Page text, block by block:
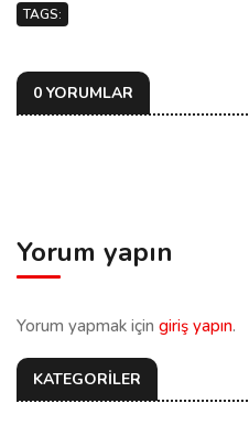
TAGS:
0 YORUMLAR
Yorum yapın
Yorum yapmak için giriş yapın.
KATEGORİLER